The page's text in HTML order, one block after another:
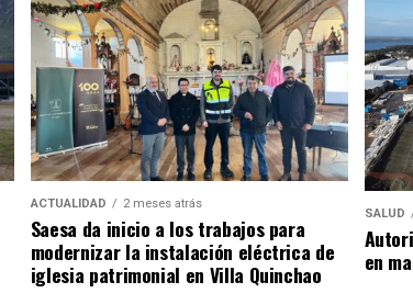
ACTUALIDAD 2 meses atrás
Saesa da inicio a los trabajos para
modernizar la instalación eléctrica de
iglesia patrimonial en Villa Quinchao
SALUD
en